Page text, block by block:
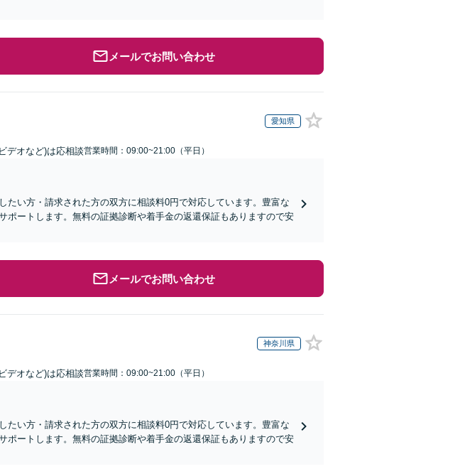
メールでお問い合わせ
愛知県
デオなど)は応相談営業時間：09:00~21:00（平日）
たい方・請求された方の双方に相談料0円で対応しています。豊富な
ポートします。無料の証拠診断や着手金の返還保証もありますので安
メールでお問い合わせ
神奈川県
デオなど)は応相談営業時間：09:00~21:00（平日）
たい方・請求された方の双方に相談料0円で対応しています。豊富な
ポートします。無料の証拠診断や着手金の返還保証もありますので安